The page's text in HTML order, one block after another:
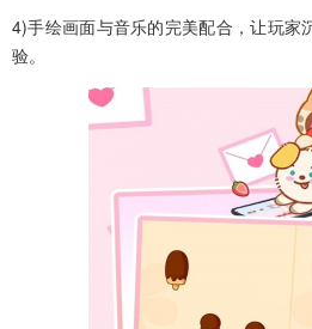
4)手绘画面与音乐的完美配合，让玩家
验。